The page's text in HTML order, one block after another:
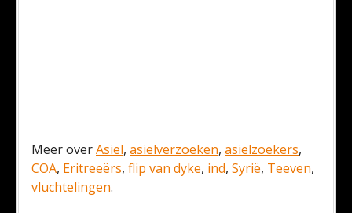
Meer overAsiel, asielverzoeken, asielzoekers,
COA, Eritreeërs, flip van dyke, ind, Syrië, Teeven,
vluchtelingen.